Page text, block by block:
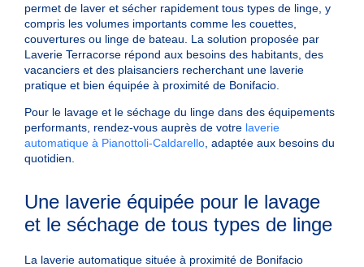
permet de laver et sécher rapidement tous types de linge, y
compris les volumes importants comme les couettes,
couvertures ou linge de bateau. La solution proposée par
Laverie Terracorse répond aux besoins des habitants, des
vacanciers et des plaisanciers recherchant une laverie
pratique et bien équipée à proximité de Bonifacio.
Pour le lavage et le séchage du linge dans des équipements
performants, rendez-vous auprès de votre laverie
automatique à Pianottoli-Caldarello , adaptée aux besoins du
quotidien.
Une laverie équipée pour le lavage
et le séchage de tous types de linge
La laverie automatique située à proximité de Bonifacio